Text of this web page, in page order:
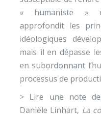
« humaniste »
approfondit les
idéologiques
mais il en dépasse
en subordonnant
processus de
> Lire une note de
Danièle Linhart, La